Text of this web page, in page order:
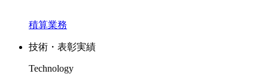
積算業務
技術・表彰実績
Technology